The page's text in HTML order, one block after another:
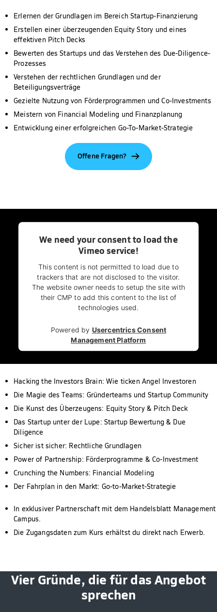
Erlernen der Grundlagen im Bereich Startup-Finanzierung
Erstellen einer überzeugenden Equity Story und eines
effektiven Pitch Decks
Bewerten des Startups und das Verstehen des Due-Diligence-
Prozesses
Verstehen der rechtlichen Grundlagen und der
Beteiligungsverträge
Gezielte Nutzung von Förderprogrammen und Co-Investments
Meistern von Financial Modeling und Finanzplanung
Entwicklung einer erfolgreichen Go-To-Market-Strategie
Offene Fragen?
We need your consent to load the
Vimeo service!
This content is not permitted to load due to
trackers that are not disclosed to the visitor.
The website owner needs to setup the site with
their CMP to add this content to the list of
technologies used.
Powered by Usercentrics Consent
Management Platform
Hacking the Investors Brain: Wie ticken Angel Investoren
Die Magie des Teams: Gründerteams und Startup Community
Die Kunst des Überzeugens: Equity Story & Pitch Deck
Das Startup unter der Lupe: Startup Bewertung & Due
Diligence
Sicher ist sicher: Rechtliche Grundlagen
Power of Partnership: Förderprogramme & Co-Investment
Crunching the Numbers: Financial Modeling
Der Fahrplan in den Markt: Go-to-Market-Strategie
In exklusiver Partnerschaft mit dem Handelsblatt Management
Campus.
Die Zugangsdaten zum Kurs erhältst du direkt nach Erwerb.
Vier Gründe, die für das Angebot
sprechen